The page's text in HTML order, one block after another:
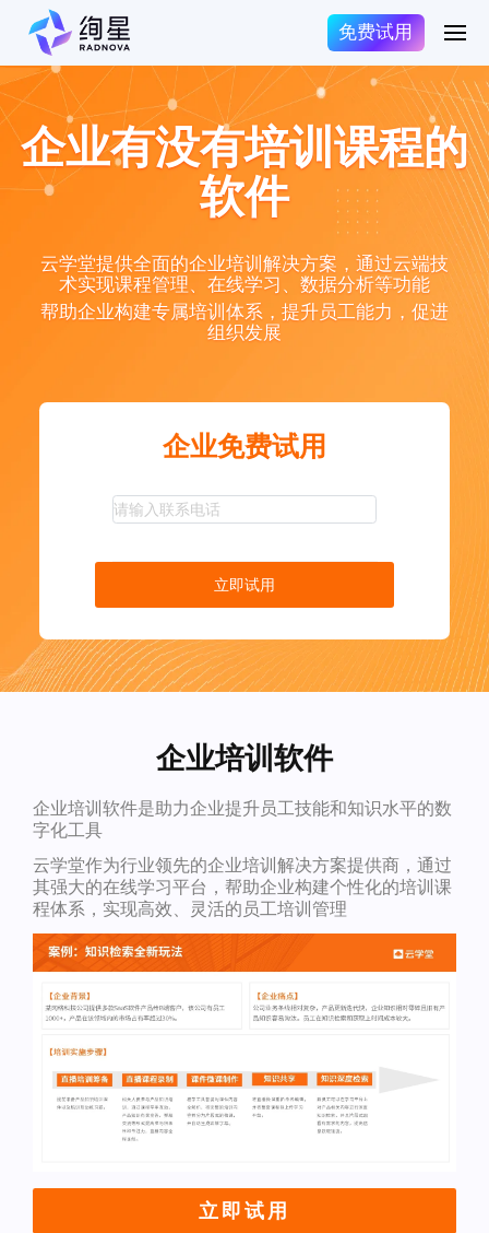
免费试用
企业有没有培训课程的
软件
云学堂提供全面的企业培训解决方案，通过云端技
术实现课程管理、在线学习、数据分析等功能
帮助企业构建专属培训体系，提升员工能力，促进
组织发展
企业免费试用
立即试用
企业培训软件
企业培训软件是助力企业提升员工技能和知识水平的数
字化工具
云学堂作为行业领先的企业培训解决方案提供商，通过
其强大的在线学习平台，帮助企业构建个性化的培训课
程体系，实现高效、灵活的员工培训管理
立即试用